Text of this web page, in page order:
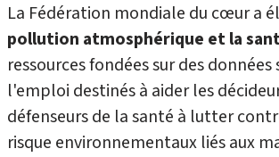
La Fédération mondiale du cœur a
pollution atmosphérique et la
ressources fondées sur des
l'emploi destinés à aider les
défenseurs de la santé à lutter
risque environnementaux liés aux